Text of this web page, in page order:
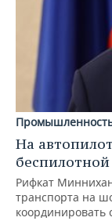
На
Рифкат
транспорта на